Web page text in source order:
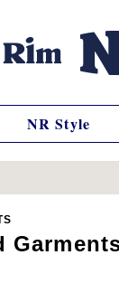
NR Style